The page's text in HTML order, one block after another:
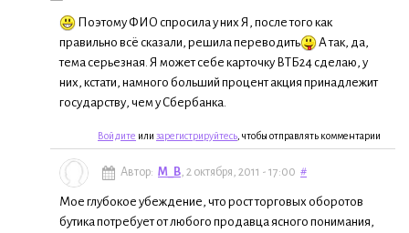
Поэтому ФИО спросила у них Я, после того как
правильно всё сказали, решила переводить
А так, да,
тема серьезная. Я может себе карточку ВТБ24 сделаю, у
них, кстати, намного больший процент акция принадлежит
государству, чем у Сбербанка.
Войдите или зарегистрируйтесь , чтобы отправлять комментарии
Автор: М_В, 2 октября, 2011 - 17:00 #
Мое глубокое убеждение, что рост торговых оборотов
бутика потребует от любого продавца ясного понимания,